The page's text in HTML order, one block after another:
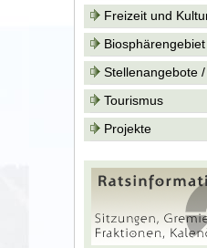
Freizeit und
Stellenangebote
Tourismus
Projekte